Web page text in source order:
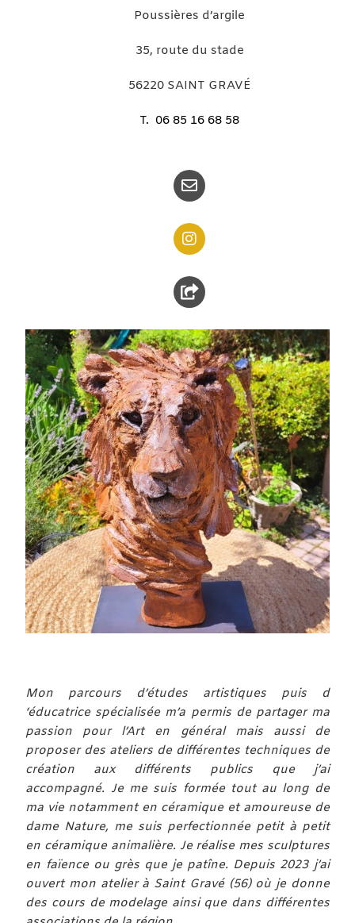
Poussières d’argile
35, route du stade
56220 SAINT GRAVÉ
T. 06 85 16 68 58
Mon parcours d’études artistiques puis d
‘éducatrice spécialisée m’a permis de partager ma
passion pour l’Art en général mais aussi de
proposer des ateliers de différentes techniques de
création aux différents publics que j’ai
accompagné. Je me suis formée tout au long de
ma vie notamment en céramique et amoureuse de
dame Nature, me suis perfectionnée petit à petit
en céramique animalière. Je réalise mes sculptures
en faïence ou grès que je patîne. Depuis 2023 j’ai
ouvert mon atelier à Saint Gravé (56) où je donne
des cours de modelage ainsi que dans différentes